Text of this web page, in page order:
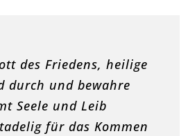
des Friedens, heilige
durch und bewahre
Seele und Leib
für das Kommen